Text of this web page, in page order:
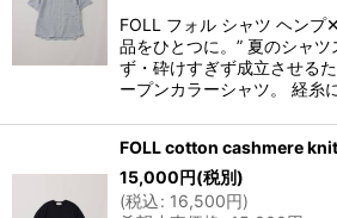
FOLL フォル シャツ ヘンプ
品をひとつに。” 夏のシャツ
ず・砕けすぎず成立させる
ープンカラーシャツ。 経糸
FOLL cotton cashmere
15,000円(税別)
(税込: 16,500円)